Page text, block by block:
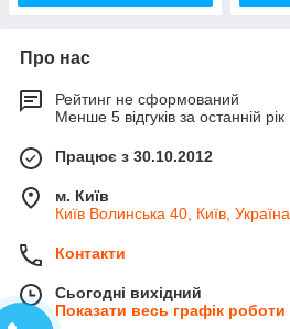
Про нас
Рейтинг не сформований
Менше 5 відгуків за останній рік
Працює з 30.10.2012
м. Київ
Київ Волинська 40, Київ, Україна
Контакти
Сьогодні вихідний
Показати весь графік роботи